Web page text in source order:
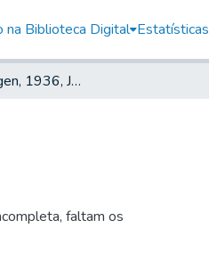
na Biblioteca Digital Estatísticas
Deutscher Morgen, 1936, Jahrg. 5, nr. 08
faltam os